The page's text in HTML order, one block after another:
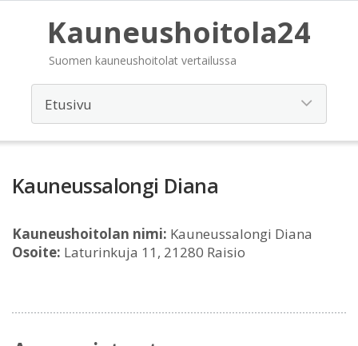
Kauneushoitola24
Suomen kauneushoitolat vertailussa
Kauneussalongi Diana
Kauneushoitolan nimi: Kauneussalongi Diana
Osoite: Laturinkuja 11, 21280 Raisio